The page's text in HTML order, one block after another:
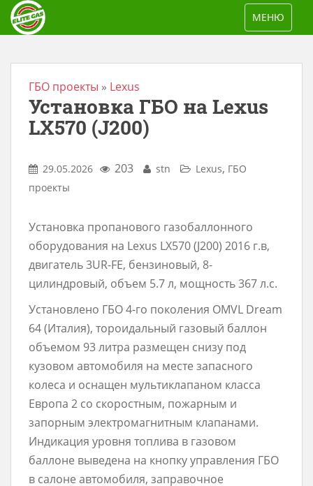
TOGGLE
МЕНЮ
ГБО проекты » Lexus
Установка ГБО на Lexus
LX570 (J200)
29.05.2026 203 stn Lexus, ГБО
проекты
Установка пропанового газобаллонного
оборудования на Lexus LX570 (J200) 2016 г.в,
двигатель 3UR-FE, бензиновый, 8-
цилиндровый, объем 5.7 л, мощность 367 л.с.
Установлено ГБО 4-го поколения OMVL Dream
64 (Италия), тороидальный газовый баллон
объемом 93 литра размещен снизу под
кузовом автомобиля на месте запасного
колеса и оснащен мультиклапаном класса
Европа 2 со скоростным, пожарным и
запорным электромагнитным клапанами.
Индикация уровня топлива в газовом
баллоне выведена на кнопку управления ГБО
в салоне автомобиля, заправочное